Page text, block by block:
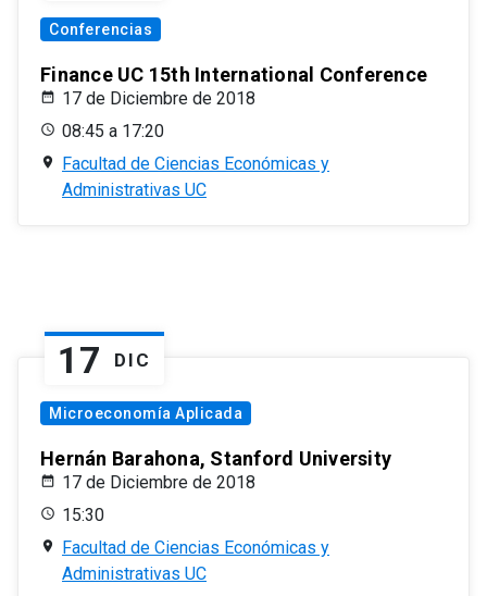
Conferencias
Finance UC 15th International Conference
17 de Diciembre de 2018
08:45 a 17:20
Facultad de Ciencias Económicas y
Administrativas UC
17 DIC
Microeconomía Aplicada
Hernán Barahona, Stanford University
17 de Diciembre de 2018
15:30
Facultad de Ciencias Económicas y
Administrativas UC